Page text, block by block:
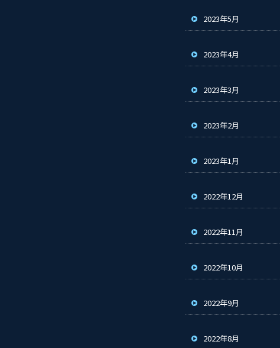
2023年5月
2023年4月
2023年3月
2023年2月
2023年1月
2022年12月
2022年11月
2022年10月
2022年9月
2022年8月